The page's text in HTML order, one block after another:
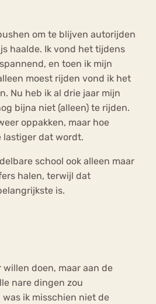
om te blijven autorijden
haalde. Ik vond het tijdens
en toen ik mijn
moest rijden vond ik het
Nu heb ik al drie jaar mijn
bijna niet (alleen) te rijden.
oppakken, maar hoe
lastiger dat wordt.
school ook alleen maar
halen, terwijl dat
is.
willen doen, maar aan de
nare dingen zou
ik misschien niet de